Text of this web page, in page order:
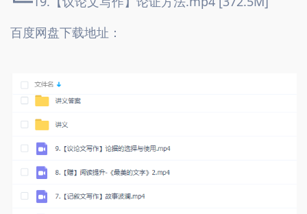
百度网盘下载地址：